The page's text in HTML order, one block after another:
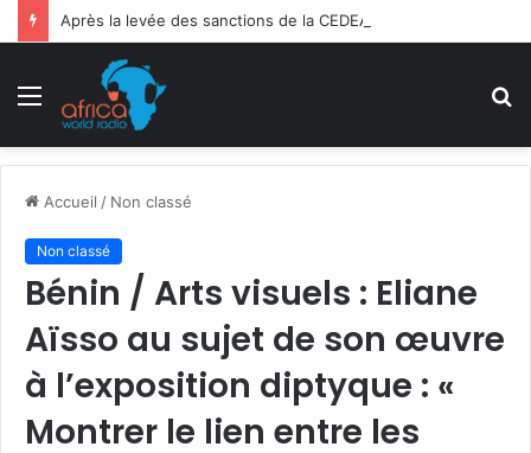
Menu
Accueil / Non classé
Non classé
Bénin / Arts visuels : Eliane
Aïsso au sujet de son œuvre
à l’exposition diptyque : «
Montrer le lien entre les